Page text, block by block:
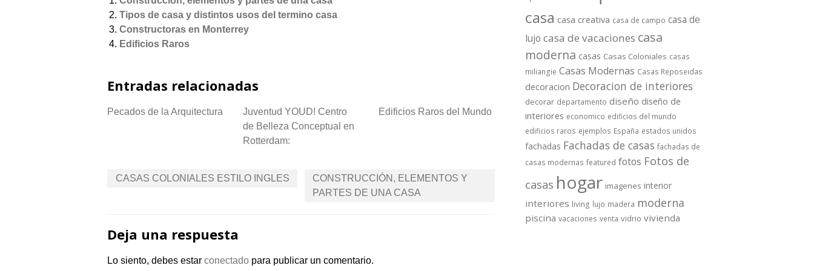
Tipos de casa y distintos usos del termino casa
Constructoras en Monterrey
Edificios Raros
Entradas relacionadas
Pecados de la Arquitectura
Juventud YOUD! Centro
de Belleza Conceptual en
Rotterdam:
Edificios Raros del Mundo
Navegación
CASAS COLONIALES ESTILO INGLES
CONSTRUCCIÓN, ELEMENTOS Y
PARTES DE UNA CASA
Deja una respuesta
Lo siento, debes estar conectado para publicar un comentario.
casa casa creativa casa de campo casa de
lujo casa de vacaciones casa
moderna casas Casas Coloniales casas
miliangie Casas Modernas Casas Reposeidas
decoracion Decoracion de interiores
decorar departamento diseño diseño de
interiores economico edificios del mundo
edificios raros ejemplos España estados unidos
fachadas Fachadas de casas fachadas de
casas modernas featured fotos Fotos de
casas hogar imagenes interior
interiores living lujo madera moderna
piscina vacaciones venta vidrio vivienda